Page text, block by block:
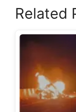
at
s
A
p
p
c
e
b
o
o
k
Related